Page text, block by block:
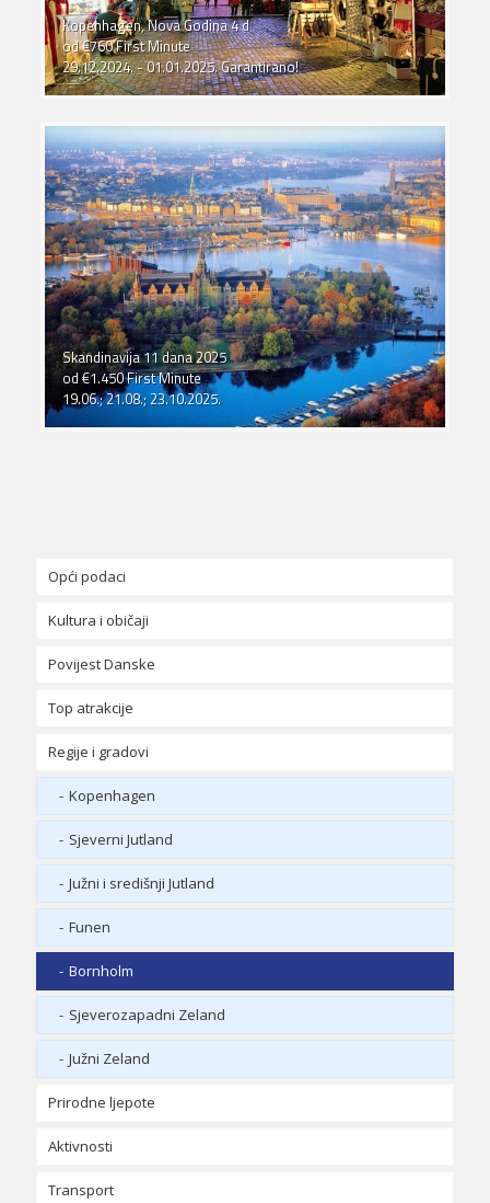
Kopenhagen, Nova Godina 4 d
od €760 First Minute
29.12.2024. - 01.01.2025. Garantirano!
Skandinavija 11 dana 2025
od €1.450 First Minute
19.06.; 21.08.; 23.10.2025.
Opći podaci
Danska ukratko
Tradicija i politika
Kultura i običaji
Religija u Danskoj
Hrana i piće u Danskoj
Klima u Danskoj
Danska zastava (Dannebrogen)
Povijest Danske
Top atrakcije
Regije i gradovi
Kopenhagen
Sjeverni Jutland
Južni i središnji Jutland
Funen
Bornholm
Sjeverozapadni Zeland
Južni Zeland
Prirodne ljepote
Aktivnosti
Lalandia
Transport